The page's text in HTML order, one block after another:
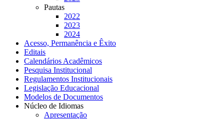
Pautas
2022
2023
2024
Acesso, Permanência e Êxito
Editais
Calendários Acadêmicos
Pesquisa Institucional
Regulamentos Institucionais
Legislação Educacional
Modelos de Documentos
Núcleo de Idiomas
Apresentação